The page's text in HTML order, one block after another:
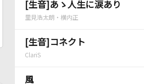
[生音]あゝ人生に涙あり
里見浩太朗・横内正
[生音]コネクト
ClariS
風